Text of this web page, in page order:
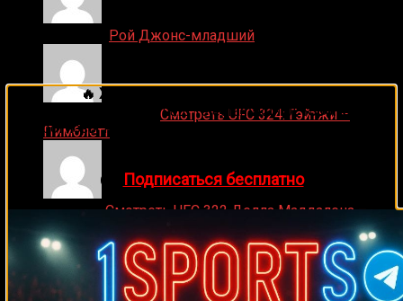
Рой Джонс-младший
Смотреть UFC 324: Гэйтжи –
Пимблетт
Medik on Смотреть UFC 322 Делла Маддалена –
Махачев
Случайные боксеры
Конор Бенн Джильберто Уильямсон Хорхе Луис Мунгия
Гленн Вольф
🔥 Хочешь зарабатывать на спорте?
Подписывайся на наш Telegram-канал1Sports
прогнозы на единоборства и другие виды спорта
👉 Подписаться бесплатно